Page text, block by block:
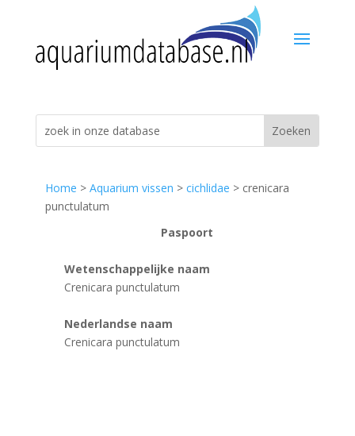
Home > Aquarium vissen > cichlidae > crenicara
punctulatum
Paspoort
Wetenschappelijke naam
Crenicara punctulatum
Nederlandse naam
Crenicara punctulatum